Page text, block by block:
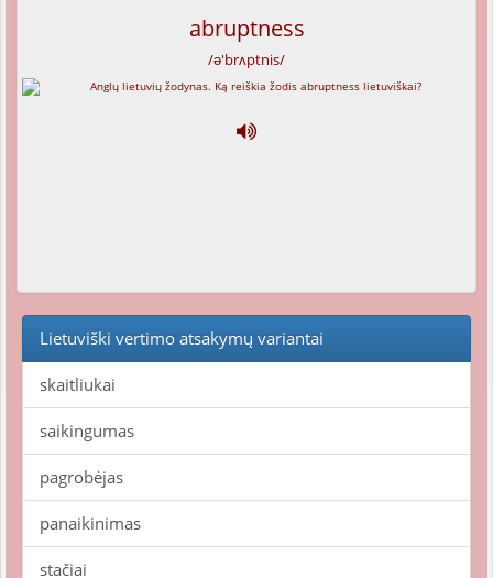
abruptness
/ə'brʌptnis/
Lietuviški vertimo atsakymų variantai
skaitliukai
saikingumas
pagrobėjas
panaikinimas
stačiai